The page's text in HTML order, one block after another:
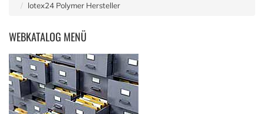
lotex24 Polymer Hersteller
WEBKATALOG MENÜ